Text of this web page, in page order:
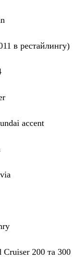
в рестайлингу)
accent
Cruiser 200 та 300